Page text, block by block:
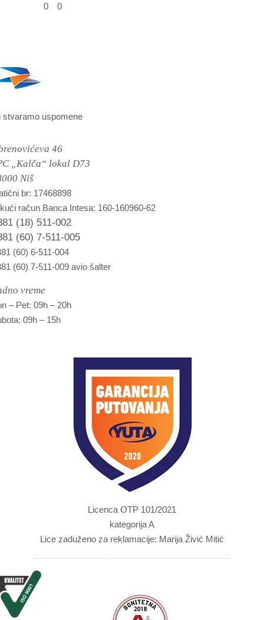
0
0
stvaramo uspomene
46
„Kalča“ lokal D73
Niš
br: 17468898
račun Banca Intesa: 160-160960-62
(18) 511-002
(60) 7-511-005
(60) 6-511-004
(60) 7-511-009 avio šalter
vreme
– Pet: 09h – 20h
09h – 15h
Licenca OTP 101/2021
kategorija A
Lice zaduženo za reklamacije: Marija Živić Mitić